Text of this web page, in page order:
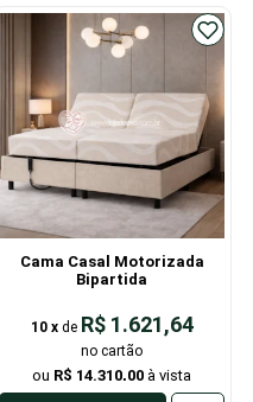
Cama Casal Motorizada
Bipartida
10 x de R$ 1.621,64
R$ 14.310,00